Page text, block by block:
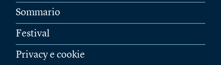
Sommario
Festival
Privacy e cookie